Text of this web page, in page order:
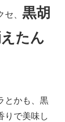
、 黒胡
たん
とかも、黒
りで美味し